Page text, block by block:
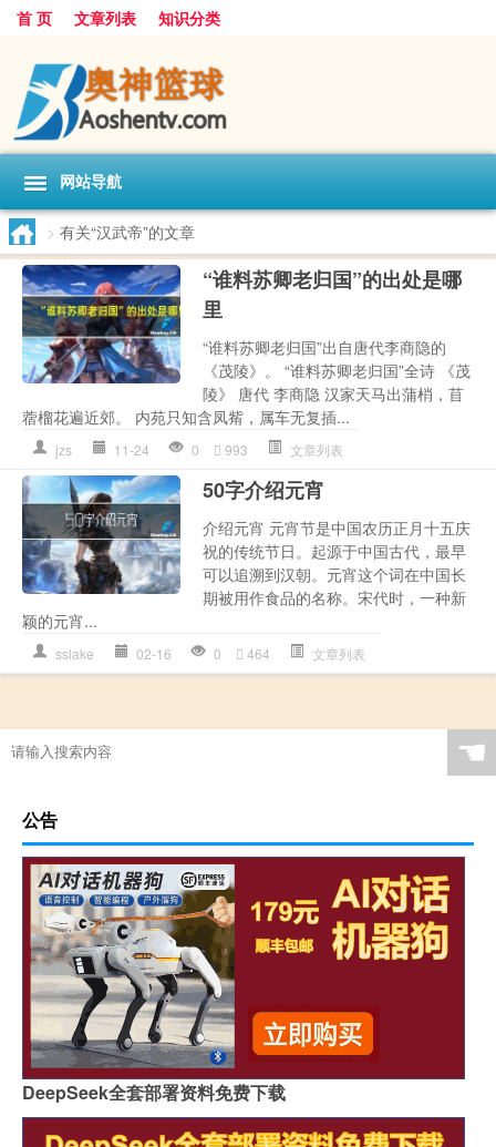
首 页 文章列表 知识分类
网站导航
> 有关“汉武帝”的文章
“谁料苏卿老归国”的出处是哪
里
“谁料苏卿老归国”出自唐代李商隐的
《茂陵》。 “谁料苏卿老归国”全诗 《茂
陵》 唐代 李商隐 汉家天马出蒲梢，苜
蓿榴花遍近郊。 内苑只知含凤觜，属车无复插...
jzs 11-24 0 993 文章列表
50字介绍元宵
介绍元宵 元宵节是中国农历正月十五庆
祝的传统节日。起源于中国古代，最早
可以追溯到汉朝。元宵这个词在中国长
期被用作食品的名称。宋代时，一种新
颖的元宵...
sslake 02-16 0 464 文章列表
☚
公告
DeepSeek全套部署资料免费下载